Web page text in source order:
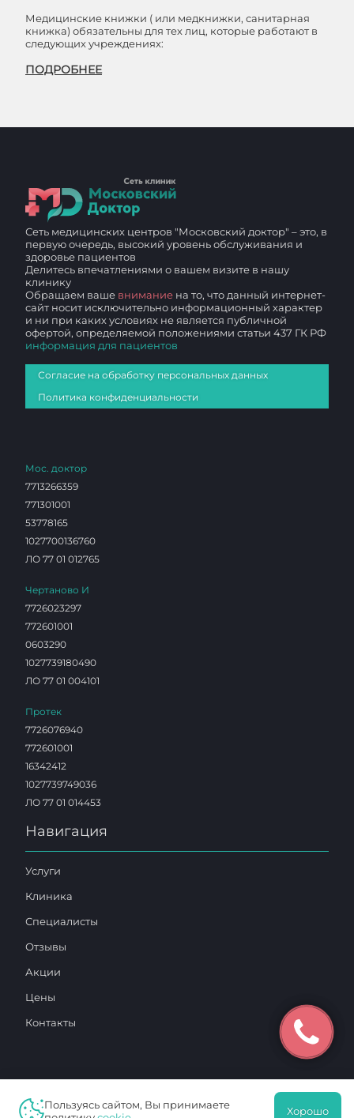
Медицинские книжки ( или медкнижки, санитарная
книжка) обязательны для тех лиц, которые работают в
следующих учреждениях:
ПОДРОБНЕЕ
Сеть медицинских центров "Московский доктор" – это, в
первую очередь, высокий уровень обслуживания и
здоровье пациентов
Делитесь впечатлениями о вашем визите в нашу
клинику
Обращаем ваше внимание на то, что данный интернет-
сайт носит исключительно информационный характер
и ни при каких условиях не является публичной
офертой, определяемой положениями статьи 437 ГК РФ
информация для пациентов
Согласие на обработку персональных данных
Политика конфиденциальности
Мос. доктор
7713266359
771301001
53778165
1027700136760
ЛО 77 01 012765
Чертаново И
7726023297
772601001
0603290
1027739180490
ЛО 77 01 004101
Протек
7726076940
772601001
16342412
1027739749036
ЛО 77 01 014453
Навигация
Услуги
Клиника
Специалисты
Отзывы
Акции
Цены
Контакты
2025 © «Московский Доктор»
Пользуясь сайтом, Вы принимаете
Хорошо